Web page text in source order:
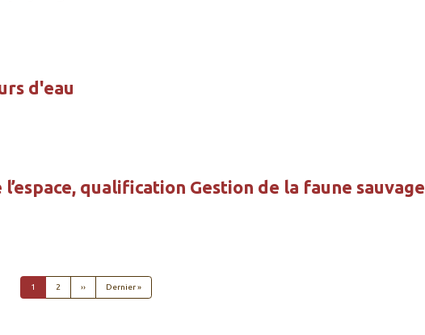
d'eau
qualification Gestion de la faune sauvage
1 2 ››Page suivante
Dernier »Dernière page